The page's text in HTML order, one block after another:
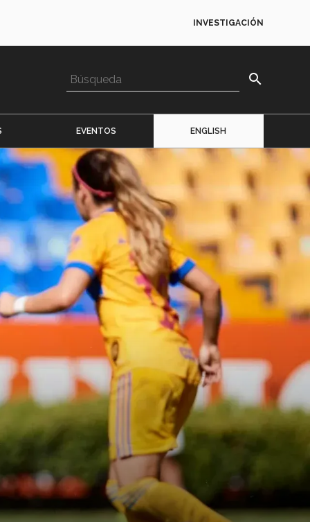
INVESTIGACIÓN
search
EVENTOS ENGLISH